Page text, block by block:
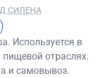
СИЛЕНА
Используется в
отраслях.
и самовывоз.